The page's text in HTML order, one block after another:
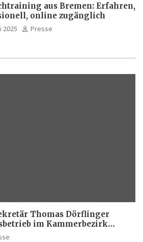
aus Bremen: Erfahren,
online zugänglich
2025 Presse
Thomas Dörflinger
im Kammerbezirk